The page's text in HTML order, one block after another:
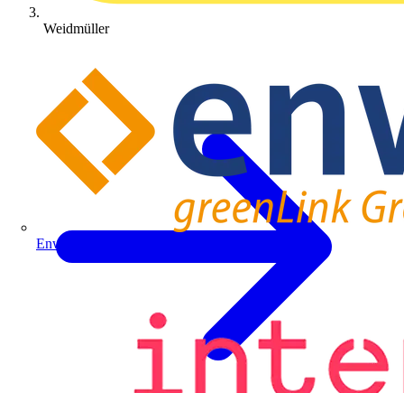
Enwitec
Weidmüller